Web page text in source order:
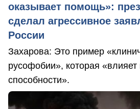
оказывает помощь»:
сделал агрессивное
России
Захарова: Это пример
русофобии», которая «влияет
способности».